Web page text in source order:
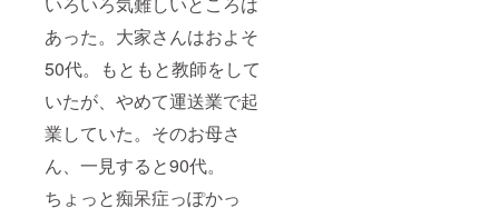
あった。大家さんはおよそ
50代。もともと教師をして
いたが、やめて運送業で起
業していた。そのお母さ
ん、一見すると90代。
ちょっと痴呆症っぽかっ